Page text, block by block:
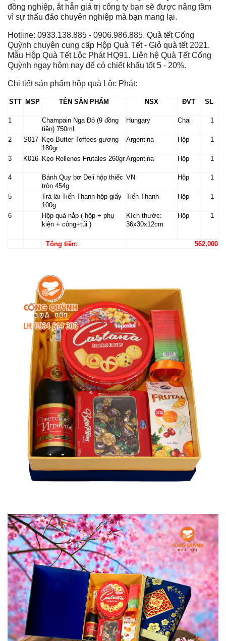
đồng nghiệp, ắt hẳn giá trị công ty bạn sẽ được nâng tầm
vì sự thấu đáo chuyên nghiệp mà bạn mang lại.
Hotline: 0933.138.885 - 0906.986.885. Quà tết Cống
Quỳnh chuyên cung cấp Hộp Quà Tết - Giỏ quà tết 2021.
Mẫu Hộp Quà Tết Lộc Phát HQ91. Liên hệ Quà Tết Cống
Quỳnh ngay hôm nay để có chiết khấu tốt 5 - 20%.
Chi tiết sản phẩm hộp quà Lộc Phát:
STT MSP TÊN SẢN PHẨM NSX ĐVT SL
1
Champain Nga Đỏ (9 đồng
tiền) 750ml
Hungary Chai 1
2 S017 Kẹo Butter Toffees gương
180gr
Argentina Hộp 1
3 K016 Kẹo Rellenos Frutales 260gr Argentina Hộp 1
4
Bánh Quy bơ Deli hộp thiếc
tròn 454g
VN Hộp 1
5
Trà lài Tiến Thanh hộp giấy
100g
Tiến Thanh Hộp 1
6
Hộp quà nắp ( hộp + phụ
kiện + công+túi )
Kích thước:
36x30x12cm
Hộp 1
Tổng tiền: 562,000